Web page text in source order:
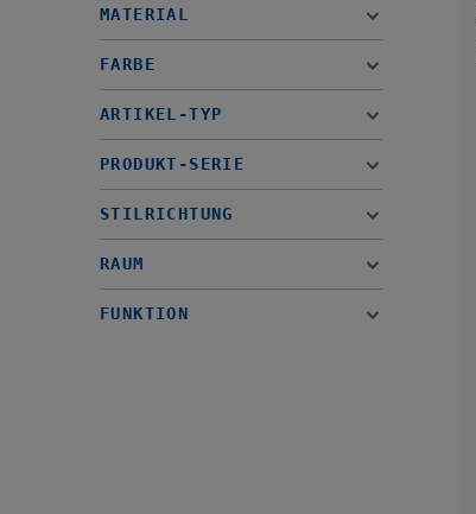
MATERIAL
FARBE
ARTIKEL-TYP
PRODUKT-SERIE
STILRICHTUNG
RAUM
FUNKTION